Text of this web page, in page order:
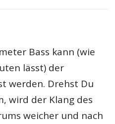
Bass kann (wie
lässt) der
werden. Drehst Du
wird der Klang des
weicher und nach